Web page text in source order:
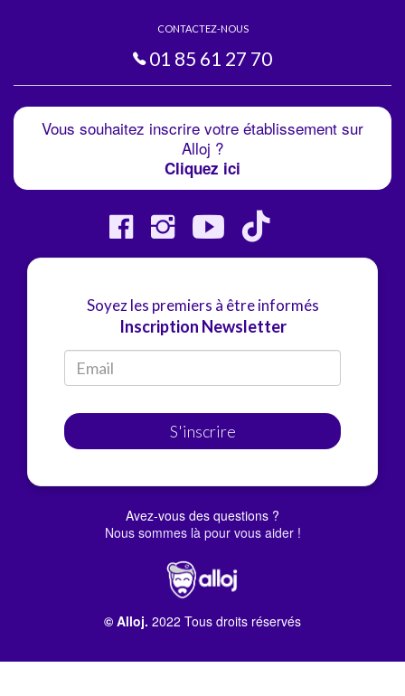
CONTACTEZ-NOUS
01 85 61 27 70
Vous souhaitez inscrire votre établissement sur
Alloj ?
Cliquez ici
Soyez les premiers à être informés
Inscription Newsletter
S'inscrire
Avez-vous des questions ?
Nous sommes là pour vous aider !
© Alloj. 2022 Tous droits réservés